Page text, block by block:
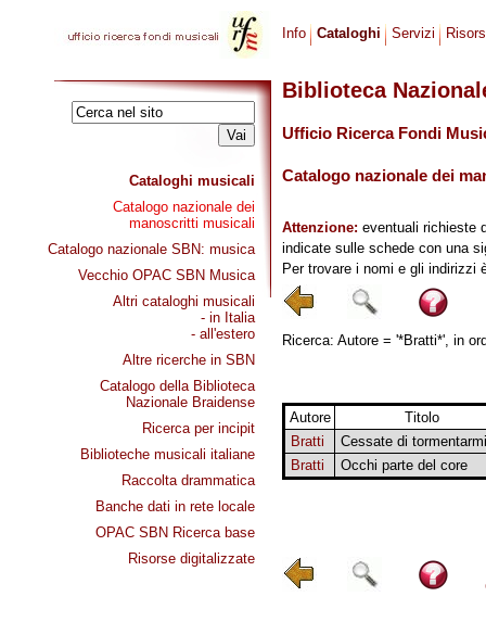
Cataloghi musicali
Catalogo nazionale dei
manoscritti musicali
Catalogo nazionale SBN: musica
Vecchio OPAC SBN Musica
Altri cataloghi musicali
- in Italia
- all'estero
Altre ricerche in SBN
Catalogo della Biblioteca
Nazionale Braidense
Ricerca per incipit
Biblioteche musicali italiane
Raccolta drammatica
Banche dati in rete locale
OPAC SBN Ricerca base
Risorse digitalizzate
Info Cataloghi Servizi
Biblioteca
Ufficio Ricerca Fondi
Catalogo nazionale dei
Attenzione: eventuali richieste
indicate sulle schede con una
Per trovare i nomi e gli indirizzi
Ricerca: Autore = '*Bratti*', in
Autore
Titolo
Bratti
Cessate di tormentarmi
Bratti
Occhi parte del core